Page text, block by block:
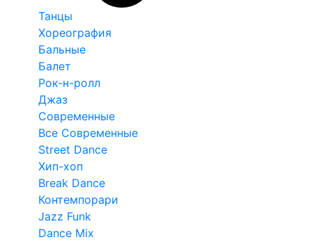
Танцы
Хореография
Бальные
Балет
Рок-н-ролл
Джаз
Современные
Все Современные
Street Dance
Хип-хоп
Break Dance
Контемпорари
Jazz Funk
Dance Mix